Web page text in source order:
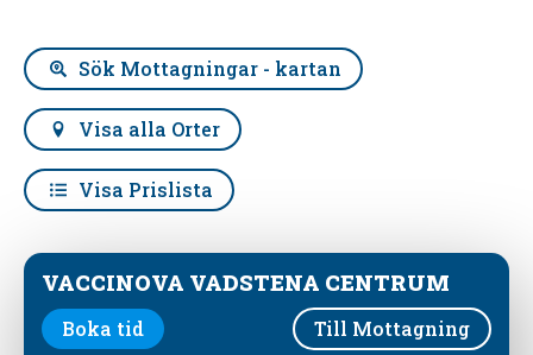
Sök Mottagningar - kartan
Visa alla Orter
Visa Prislista
VACCINOVA VADSTENA CENTRUM
Boka tid Till Mottagning